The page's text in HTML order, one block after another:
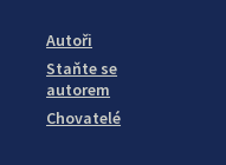
Autoři
Staňte se
autorem
Chovatelé